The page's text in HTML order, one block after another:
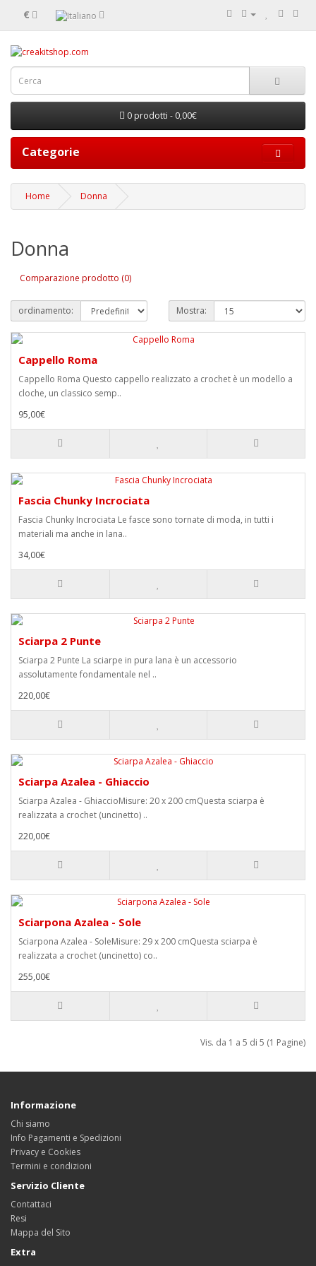
€
0 prodotti - 0,00€
Categorie
Home Donna
Donna
Comparazione prodotto (0)
ordinamento: Mostra:
Cappello Roma
Cappello Roma Questo cappello realizzato a crochet è un modello a
cloche, un classico semp..
95,00€
Fascia Chunky Incrociata
Fascia Chunky Incrociata Le fasce sono tornate di moda, in tutti i
materiali ma anche in lana..
34,00€
Sciarpa 2 Punte
Sciarpa 2 Punte La sciarpe in pura lana è un accessorio
assolutamente fondamentale nel ..
220,00€
Sciarpa Azalea - Ghiaccio
Sciarpa Azalea - GhiaccioMisure: 20 x 200 cmQuesta sciarpa è
realizzata a crochet (uncinetto) ..
220,00€
Sciarpona Azalea - Sole
Sciarpona Azalea - SoleMisure: 29 x 200 cmQuesta sciarpa è
realizzata a crochet (uncinetto) co..
255,00€
Vis. da 1 a 5 di 5 (1 Pagine)
Informazione
Chi siamo
Info Pagamenti e Spedizioni
Privacy e Cookies
Termini e condizioni
Servizio Cliente
Contattaci
Resi
Mappa del Sito
Extra